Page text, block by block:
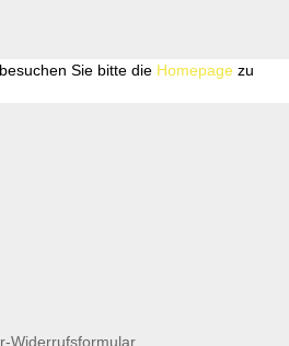
Sie bitte die Homepage zu
Widerrufsformular